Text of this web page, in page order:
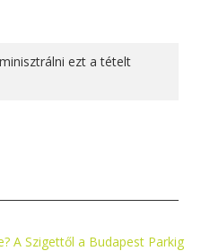
ezt a tételt